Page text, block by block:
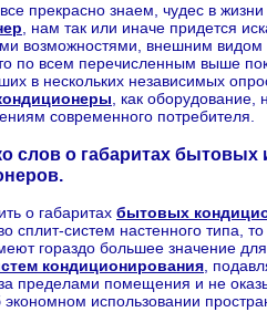
прекрасно знаем, чудес в
, нам так или иначе придется
возможностями, внешним
по всем перечисленным выше
в нескольких независимых
, как
современного потребителя.
слов о габаритах
о габаритах бытовых
сплит-систем настенного типа,
гораздо большее значение
кондиционирования ,
пределами помещения и не
использовании